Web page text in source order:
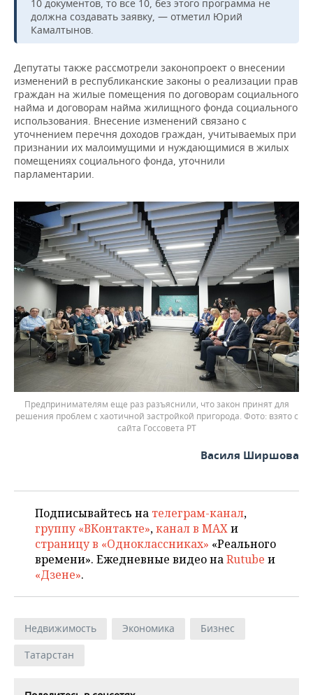
10 документов, то все 10, без этого программа не
должна создавать заявку, — отметил Юрий
Камалтынов.
Депутаты также рассмотрели законопроект о внесении
изменений в республиканские законы о реализации прав
граждан на жилые помещения по договорам социального
найма и договорам найма жилищного фонда социального
использования. Внесение изменений связано с
уточнением перечня доходов граждан, учитываемых при
признании их малоимущими и нуждающимися в жилых
помещениях социального фонда, уточнили
парламентарии.
Предпринимателям еще раз разъяснили, что закон принят для
решения проблем с хаотичной застройкой пригорода.
взято с
сайта Госсовета РТ
Василя Ширшова
Подписывайтесь на телеграм-канал,
группу «ВКонтакте»,канал в MAXи
страницу в «Одноклассниках» «Реального
времени». Ежедневные видео наRutube и
«Дзене».
Недвижимость Экономика
Бизнес
Татарстан